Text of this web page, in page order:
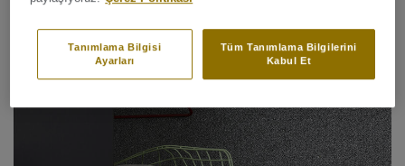
ID SQUARE LOOSE-LAY
Tüm Tanımlama Bilgilerini
Kabul Et
Tanımlama Bilgisi
Ayarları